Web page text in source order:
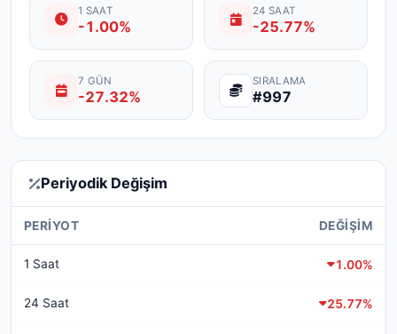
1 SAAT
-1.00%
24 SAAT
-25.77%
7 GÜN
-27.32%
SIRALAMA
#997
Periyodik Değişim
PERIYOT DEĞIŞIM
1 Saat 1.00%
24 Saat 25.77%